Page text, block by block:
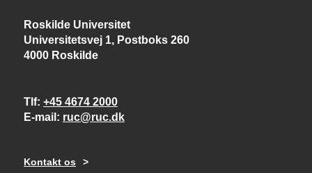
Roskilde Universitet
Universitetsvej 1, Postboks 260
4000 Roskilde
Tlf +45 4674 2000
E-mail
ruc@ruc.dk
Kontakt os